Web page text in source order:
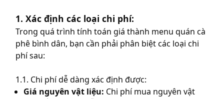
1. Xác định các loại chi phí:
Trong quá trình tính toán giá thành menu quán cà
phê bình dân, bạn cần phải phân biệt các loại chi
phí sau:
1.1. Chi phí dễ dàng xác định được:
Giá nguyên vật liệu: Chi phí mua nguyên vật